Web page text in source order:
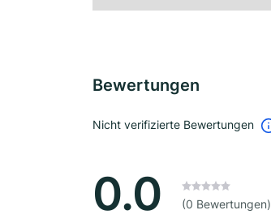
Bewertungen
Nicht verifizierte Bewertungen
0.0 (0 Bewertungen)